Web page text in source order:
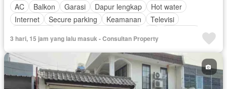
AC
Balkon Garasi Dapur lengkap
Hot water
Internet
Secure parking Keamanan
Televisi
Wifi
Keamanan 24 jam Spa
Pay TV access
Outdoor entertaining area
Jacuzzi
Listrik
Sebagian perabotan
3 hari, 15 jam yang lalu masuk - Consultan Property